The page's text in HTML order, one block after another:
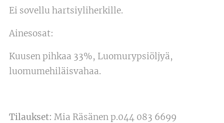
Ei sovellu hartsiyliherkille.
Ainesosat:
Kuusen pihkaa 33%, Luomurypsiöljyä,
luomumehiläisvahaa.
Tilaukset: Mia Räsänen p.044 083 6699